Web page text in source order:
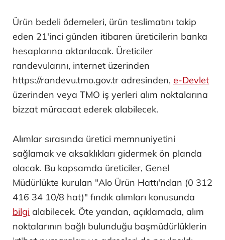
Ürün bedeli ödemeleri, ürün teslimatını takip
eden 21'inci günden itibaren üreticilerin banka
hesaplarına aktarılacak. Üreticiler
randevularını, internet üzerinden
https://randevu.tmo.gov.tr adresinden, e-Devlet
üzerinden veya TMO iş yerleri alım noktalarına
bizzat müracaat ederek alabilecek.
Alımlar sırasında üretici memnuniyetini
sağlamak ve aksaklıkları gidermek ön planda
olacak. Bu kapsamda üreticiler, Genel
Müdürlükte kurulan "Alo Ürün Hattı'ndan (0 312
416 34 10/8 hat)" fındık alımları konusunda
bilgi alabilecek. Öte yandan, açıklamada, alım
noktalarının bağlı bulunduğu başmüdürlüklerin